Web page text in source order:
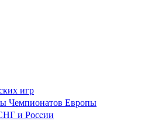
игр
Чемпионатов Европы
и Росcии